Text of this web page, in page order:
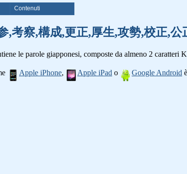
Contenuti
,考察,構成,更正,厚生,攻勢,校正,公
le parole giapponesi, composte da almeno 2 caratteri
Apple iPhone, Apple iPad o Google Android